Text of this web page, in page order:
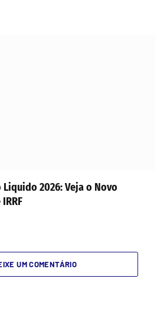
2026: Veja o Novo
UM COMENTÁRIO